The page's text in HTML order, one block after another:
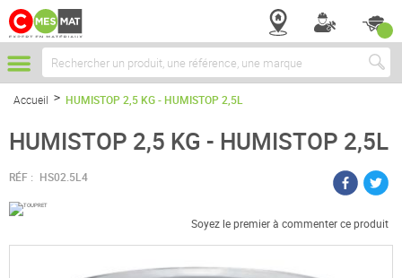
Chercher
Accueil HUMISTOP 2,5 KG - HUMISTOP 2,5L
HUMISTOP 2,5 KG - HUMISTOP 2,5L
RÉF : HS02.5L4
Soyez le premier à commenter ce produit
Passer